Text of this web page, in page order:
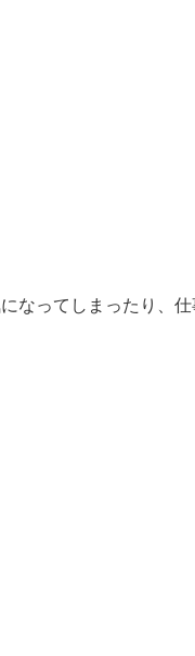
なってしまったり、